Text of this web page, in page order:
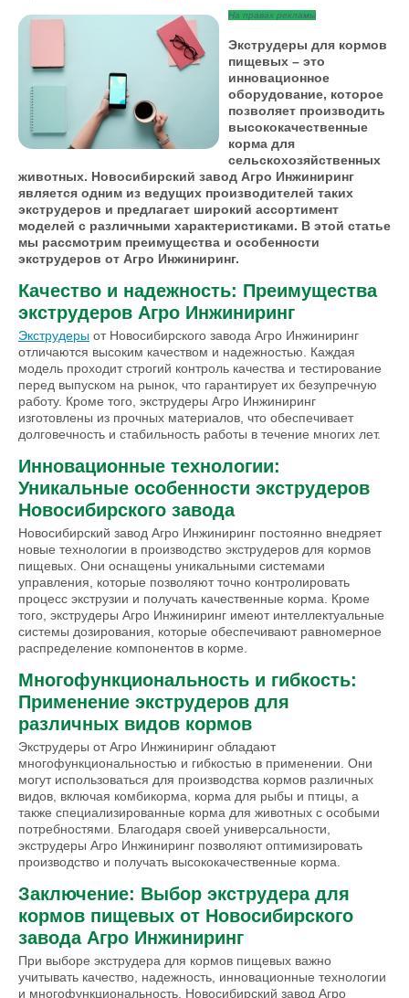
На правах рекламы
Экструдеры для кормов
пищевых – это
инновационное
оборудование, которое
позволяет производить
высококачественные
корма для
сельскохозяйственных
животных. Новосибирский завод Агро Инжиниринг
является одним из ведущих производителей таких
экструдеров и предлагает широкий ассортимент
моделей с различными характеристиками. В этой статье
мы рассмотрим преимущества и особенности
экструдеров от Агро Инжиниринг.
Качество и надежность: Преимущества
экструдеров Агро Инжиниринг
Экструдеры от Новосибирского завода Агро Инжиниринг
отличаются высоким качеством и надежностью. Каждая
модель проходит строгий контроль качества и тестирование
перед выпуском на рынок, что гарантирует их безупречную
работу. Кроме того, экструдеры Агро Инжиниринг
изготовлены из прочных материалов, что обеспечивает
долговечность и стабильность работы в течение многих лет.
Инновационные технологии:
Уникальные особенности экструдеров
Новосибирского завода
Новосибирский завод Агро Инжиниринг постоянно внедряет
новые технологии в производство экструдеров для кормов
пищевых. Они оснащены уникальными системами
управления, которые позволяют точно контролировать
процесс экструзии и получать качественные корма. Кроме
того, экструдеры Агро Инжиниринг имеют интеллектуальные
системы дозирования, которые обеспечивают равномерное
распределение компонентов в корме.
Многофункциональность и гибкость:
Применение экструдеров для
различных видов кормов
Экструдеры от Агро Инжиниринг обладают
многофункциональностью и гибкостью в применении. Они
могут использоваться для производства кормов различных
видов, включая комбикорма, корма для рыбы и птицы, а
также специализированные корма для животных с особыми
потребностями. Благодаря своей универсальности,
экструдеры Агро Инжиниринг позволяют оптимизировать
производство и получать высококачественные корма.
Заключение: Выбор экструдера для
кормов пищевых от Новосибирского
завода Агро Инжиниринг
При выборе экструдера для кормов пищевых важно
учитывать качество, надежность, инновационные технологии
и многофункциональность. Новосибирский завод Агро